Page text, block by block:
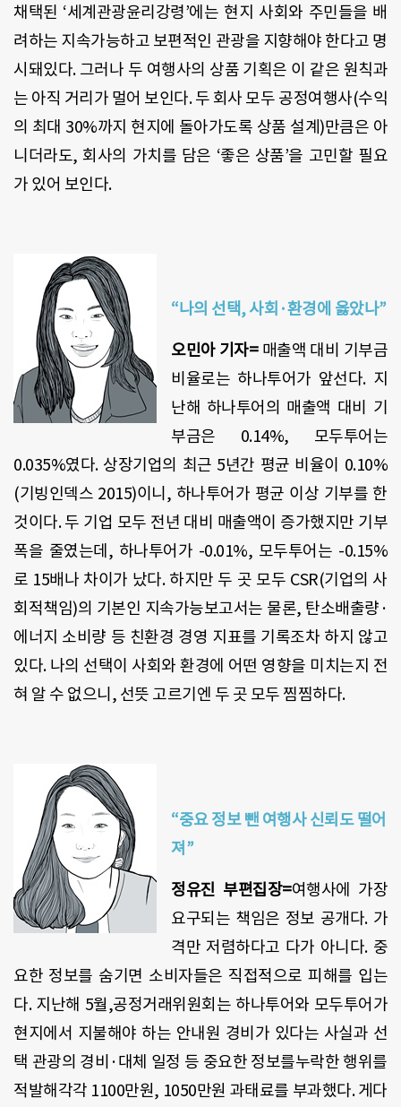
채택된 ‘세계관광윤리강령’에는 현지 사회와 주민들을 배
려하는 지속가능하고 보편적인 관광을 지향해야 한다고 명
시돼있다. 그러나 두 여행사의 상품 기획은 이 같은 원칙과
는 아직 거리가 멀어 보인다. 두 회사 모두 공정여행사(수익
의 최대 30%까지 현지에 돌아가도록 상품 설계)만큼은 아
니더라도, 회사의 가치를 담은 ‘좋은 상품’을 고민할 필요
가 있어 보인다.
“나의 선택, 사회·환경에 옳았나”
오민아 기자=매출액 대비 기부금
비율로는 하나투어가 앞선다. 지
난해 하나투어의 매출액 대비 기
부금은 0.14%, 모두투어는
0.035%였다. 상장기업의 최근 5년간 평균 비율이 0.10%
(기빙인덱스 2015)이니, 하나투어가 평균 이상 기부를 한
것이다. 두 기업 모두 전년 대비 매출액이 증가했지만 기부
폭을 줄였는데, 하나투어가 -0.01%, 모두투어는 -0.15%
로 15배나 차이가 났다. 하지만 두 곳 모두 CSR(기업의 사
회적책임)의 기본인 지속가능보고서는 물론, 탄소배출량·
에너지 소비량 등 친환경 경영 지표를 기록조차 하지 않고
있다. 나의 선택이 사회와 환경에 어떤 영향을 미치는지 전
혀 알 수 없으니, 선뜻 고르기엔 두 곳 모두 찜찜하다.
“중요 정보 뺀 여행사 신뢰도 떨어
져”
정유진 부편집장=여행사에 가장
요구되는 책임은 정보 공개다. 가
격만 저렴하다고 다가 아니다. 중
요한 정보를 숨기면 소비자들은 직접적으로 피해를 입는
다. 지난해 5월,공정거래위원회는 하나투어와 모두투어가
현지에서 지불해야 하는 안내원 경비가 있다는 사실과 선
택 관광의 경비·대체 일정 등 중요한 정보를누락한 행위를
적발해각각 1100만원, 1050만원 과태료를 부과했다. 게다